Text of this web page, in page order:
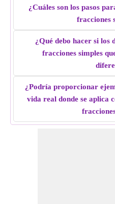
diferentes; haz que el
calculando el mcm de los
10/12
Suma ambas fracciones, es
Suma de fracciones simples
Ejemplo 5:Encuentra la
11/10 + 4/8.
Solución:Ambas fracciones
diferentes; haz que el
calculando el mcm de los
¿Cuáles son los pasos
fracciones
¿Qué debo hacer si los
fracciones simples
¿Podría proporcionar
vida real donde se aplica